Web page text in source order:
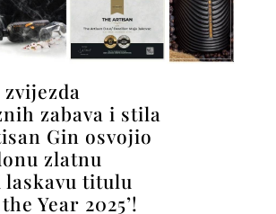
zabava i stila
Gin osvojio
zlatnu
laskavu titulu
Year 2025’!